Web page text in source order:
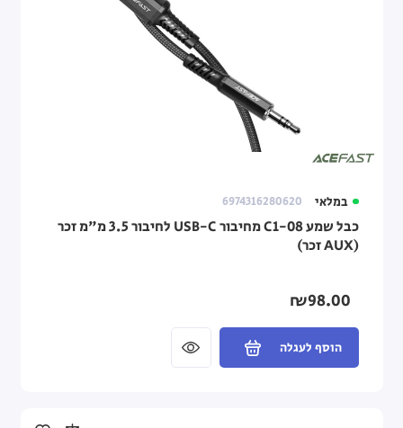
במלאי 6974316280620
כבל שמע C1-08 מחיבור USB-C לחיבור 3.5 מ"מ זכר
(AUX זכר)
₪98.00
הוסף לעגלה